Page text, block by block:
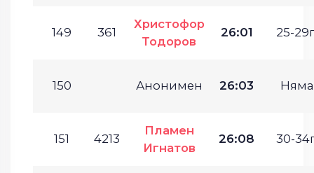
149 361
Христофор
Тодоров
26:01 25-
150 Анонимен 26:03 Няма
151 4213
Пламен
Игнатов
26:08 30-